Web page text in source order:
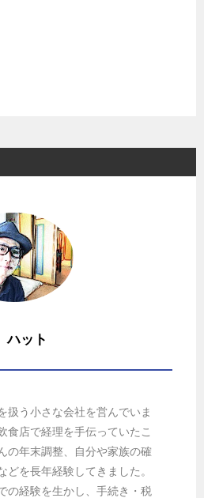
ハット
扱う小さな会社を営んでいま
食店で経理を手伝っていたこ
の年末調整、自分や家族の確
どを長年経験してきました。
の経験を生かし、手続き・税